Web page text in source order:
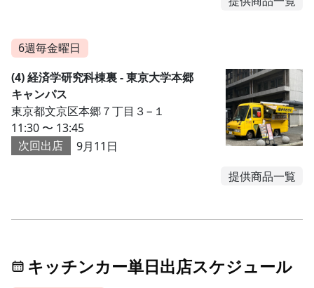
6週毎金曜日
(4) 経済学研究科棟裏 - 東京大学本郷
キャンパス
東京都文京区本郷７丁目３−１
11:30 〜 13:45
次回出店
9月11日
提供商品一覧
キッチンカー単日出店スケジュール